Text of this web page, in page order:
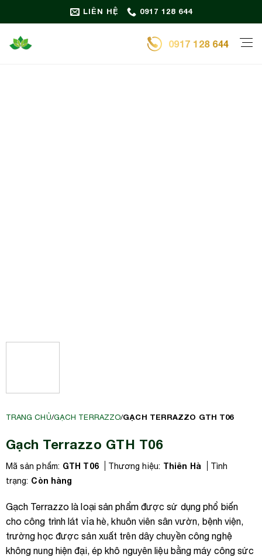
qua
dung
LIÊN HỆ 0917 128 644
0917 128 644
TRANG CHỦ/GẠCH TERRAZZO/GẠCH TERRAZZO GTH T06
Gạch Terrazzo GTH T06
Mã sản phẩm: GTH T06 Thương hiệu: Thiên Hà
Tình
trạng: Còn hàng
Gạch Terrazzo là loại sản phẩm được sử dụng phổ biến
cho công trình lát vỉa hè, khuôn viên sân vườn, bệnh viện,
trường học được sản xuất trên dây chuyền công nghệ
không nung hiện đại, ép khô nguyên liệu bằng máy công sức